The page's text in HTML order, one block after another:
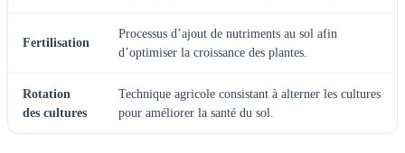
Fertilisation
Processus d’ajout de nutriments au sol afin
d’optimiser la croissance des plantes.
Rotation
des cultures
Technique agricole consistant à alterner les cultures
pour améliorer la santé du sol.